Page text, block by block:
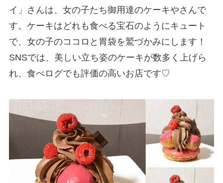
イ」さんは、女の子たち御用達のケーキやさんで
す。ケーキはどれも食べる宝石のようにキュート
で、女の子のココロと胃袋を鷲づかみにします！
SNSでは、美しい立ち姿のケーキが数多く上げら
れ、食べログでも評価の高いお店です♡